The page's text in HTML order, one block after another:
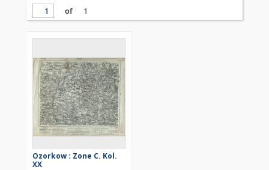
of
1
Ozorkow : Zone C. Kol.
XX